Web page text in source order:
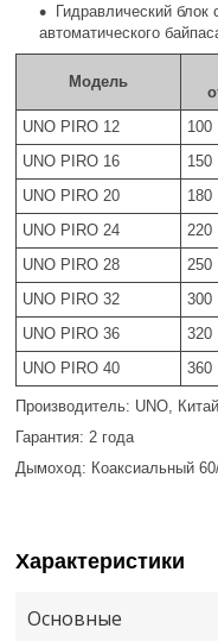
Гидравлический
автоматического
Модель
UNO PIRO 12 100
UNO PIRO 16
150
UNO PIRO 20
180
UNO PIRO 24
220
UNO PIRO 28
250
UNO PIRO 32
300
UNO PIRO 36
320
UNO PIRO 40
360
Производитель: UNO, Китай
Гарантия: 2 года
Дымоход: Коаксиальный
Характеристики
Основные